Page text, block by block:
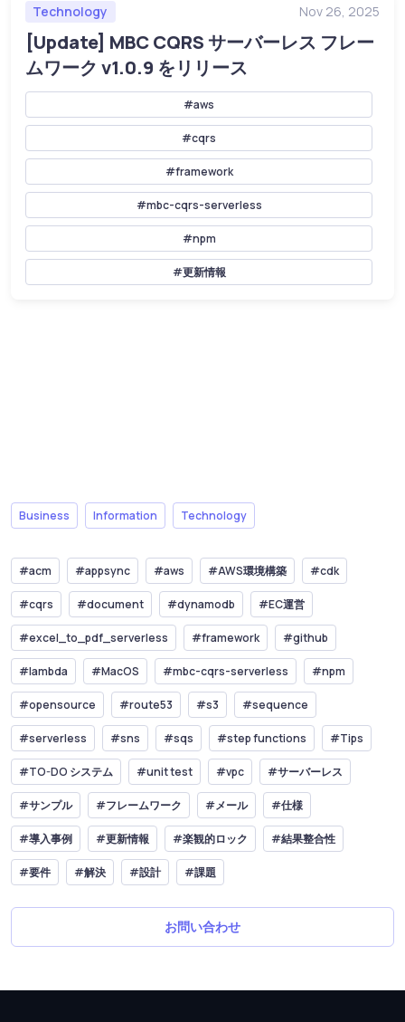
Technology Nov 26, 2025
[Update] MBC CQRS サーバーレス フレー
ムワーク v1.0.9 をリリース
#aws
#cqrs
#framework
#mbc-cqrs-serverless
#npm
#更新情報
Business Information Technology
#acm #appsync #aws #AWS環境構築 #cdk
#cqrs #document #dynamodb #EC運営
#excel_to_pdf_serverless #framework #github
#lambda #MacOS #mbc-cqrs-serverless #npm
#opensource #route53 #s3 #sequence
#serverless #sns #sqs #step functions #Tips
#TO-DO システム #unit test #vpc #サーバーレス
#サンプル #フレームワーク #メール #仕様
#導入事例 #更新情報 #楽観的ロック #結果整合性
#要件 #解決 #設計 #課題
お問い合わせ